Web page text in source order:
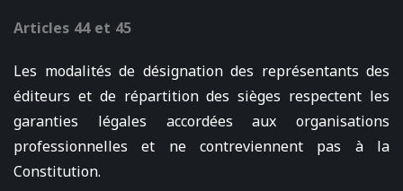
Articles 44 et 45
Les modalités de désignation des représentants des
éditeurs et de répartition des sièges respectent les
garanties légales accordées aux organisations
professionnelles et ne contreviennent pas à la
Constitution.